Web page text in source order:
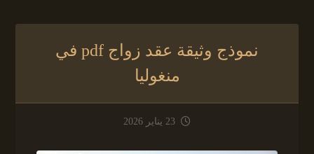
نموذج وثيقة عقد زواج pdf في
منغوليا
23 يناير 2026